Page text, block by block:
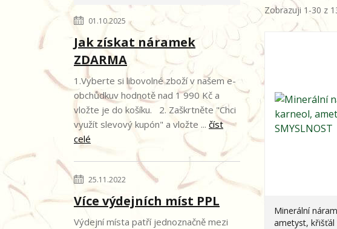
Zobrazuji 1-30 z
Minerální
ametyst, křišťál
01.10.2025
Jak získat náramek
ZDARMA
1.Vyberte si libovolné zboží v našem e-
obchůdkuv hodnotě nad 1 990 Kč a
vložte je do košíku. 2. Zaškrtněte "Chci
využít slevový kupón" a vložte ... číst
celé
25.11.2022
Více výdejních míst PPL
Výdejní místa patří jednoznačně mezi